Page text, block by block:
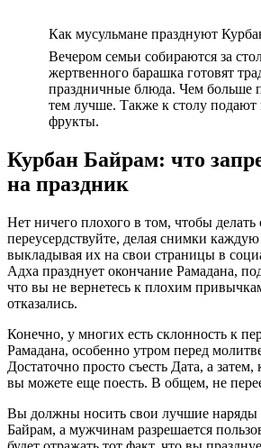
Как мусульмане празднуют
Вечером семьи собираются за
жертвенного барашка готовят
праздничные блюда. Чем больше
тем лучше. Также к столу подают
фрукты.
Курбан Байрам: что
на праздник
Нет ничего плохого в том, чтобы
переусердствуйте, делая снимки
выкладывая их на свои страницы в
Адха празднует окончание Рамадана,
что вы не вернетесь к плохим
отказались.
Конечно, у многих есть склонность к
Рамадана, особенно утром перед
Достаточно просто съесть Дата, а затем,
вы можете еще поесть. В общем, не
Вы должны носить свои лучшие наряды
Байрам, а мужчинам разрешается